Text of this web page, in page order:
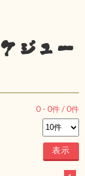
ジュー
0 - 0件 /0件